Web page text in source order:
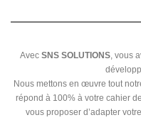
Avec SNS SOLUTIONS, vous
Nous mettons en œuvre tout
répond à 100% à votre cahier
vous proposer d’adapter